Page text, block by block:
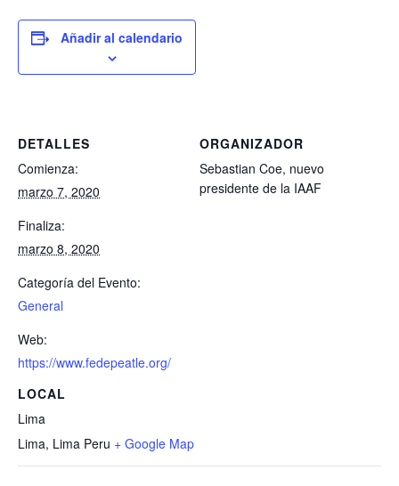
Añadir al calendario
DETALLES
Comienza:
marzo 7, 2020
Finaliza:
marzo 8, 2020
Categoría del Evento:
General
Web:
https://www.fedepeatle.org/
LOCAL
Lima
Lima, Lima Peru + Google Map
ORGANIZADOR
Sebastian Coe, nuevo
presidente de la IAAF